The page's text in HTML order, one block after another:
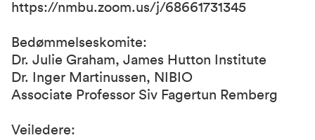
https://nmbu.zoom.us/j/68661731345
Bedømmelseskomite:
Dr. Julie Graham, James Hutton Institute
Dr. Inger Martinussen, NIBIO
Associate Professor Siv Fagertun Remberg
Veiledere: